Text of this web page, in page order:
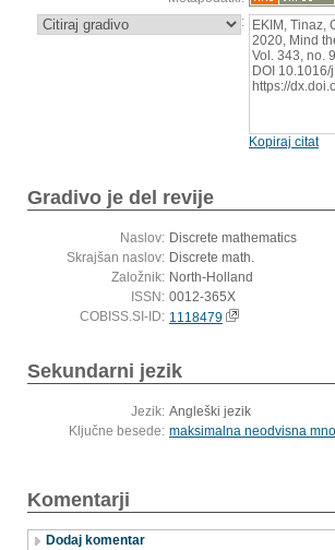
: EKIM, Tinaz,
2020, Mind
Vol. 343, no.
DOI
https://
Kopiraj citat
Gradivo je del revije
Naslov: Discrete mathematics
Skrajšan naslov: Discrete math.
Založnik: North-Holland
ISSN: 0012-365X
COBISS.SI-ID: 1118479
Sekundarni jezik
Jezik: Angleški jezik
Ključne besede: maksimalna neodvisna
Komentarji
Dodaj komentar